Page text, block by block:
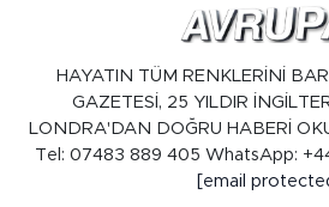
HAYATIN TÜM RENKLERİNİ
GAZETESİ, 25 YILDIR
LONDRA'DAN DOĞRU HABERİ
Tel: 07483 889 405 WhatsApp:
[email